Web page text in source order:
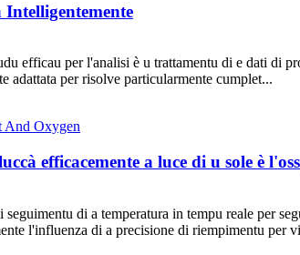
efficau per l'analisi è u trattamentu di e dati di
per risolve particularmente cumplet...
efficacemente a luce di u sole è
di a temperatura in tempu reale per
l'influenza di a precisione di riempimentu per